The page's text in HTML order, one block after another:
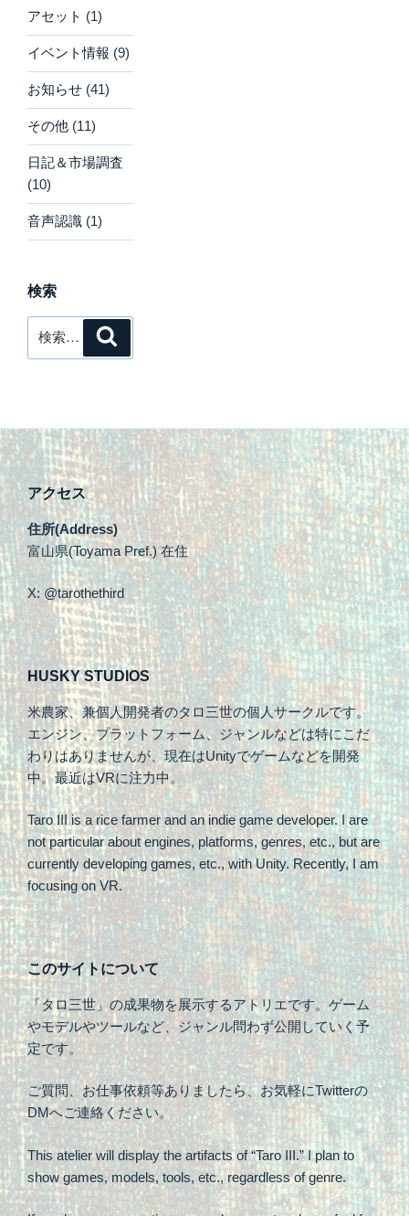
アセット (1)
イベント情報 (9)
お知らせ (41)
その他 (11)
日記＆市場調査
(10)
音声認識 (1)
検索
索:
アクセス
住所(Address)
富山県(Toyama Pref.) 在住
X: @tarothethird
HUSKY STUDIOS
米農家、兼個人開発者のタロ三世の個人サークルです。
エンジン、プラットフォーム、ジャンルなどは特にこだ
わりはありませんが、現在はUnityでゲームなどを開発
中。最近はVRに注力中。
Taro III is a rice farmer and an indie game developer. I are
not particular about engines, platforms, genres, etc., but are
currently developing games, etc., with Unity. Recently, I am
focusing on VR.
このサイトについて
「タロ三世」の成果物を展示するアトリエです。ゲーム
やモデルやツールなど、ジャンル問わず公開していく予
定です。
ご質問、お仕事依頼等ありましたら、お気軽にTwitterの
DMへご連絡ください。
This atelier will display the artifacts of “Taro III.” I plan to
show games, models, tools, etc., regardless of genre.